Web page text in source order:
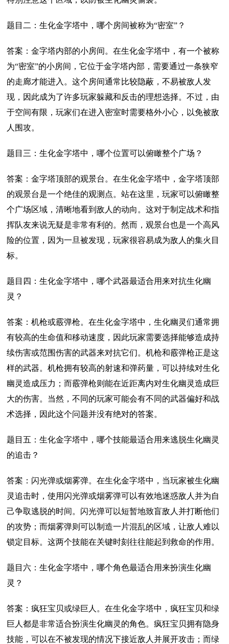
题目二：生化金字塔中，哪个房间被称为“密室”？
答案：金字塔内部的小房间。在生化金字塔中，有一个被称
为“密室”的小房间，它位于金字塔内部，需要通过一条狭窄
的走廊才能进入。这个房间通常比较隐蔽，不易被敌人发
现，因此成为了许多玩家躲藏和反击的理想选择。不过，由
于空间有限，玩家们在进入密室时需要格外小心，以免被敌
人围攻。
题目三：生化金字塔中，哪个位置可以俯瞰整个广场？
答案：金字塔顶部的观景台。在生化金字塔中，金字塔顶部
的观景台是一个绝佳的观测点。站在这里，玩家可以俯瞰整
个广场区域，清晰地看到敌人的动向。这对于制定战术和指
挥队友来说无疑是非常有利的。然而，观景台也是一个高风
险的位置，因为一旦被发现，玩家很容易成为敌人的集火目
标。
题目四：生化金字塔中，哪个武器最适合用来对抗生化幽
灵？
答案：机枪或霰弹枪。在生化金字塔中，生化幽灵们通常拥
有较高的生命值和移动速度，因此玩家需要选择能够造成持
续伤害或范围伤害的武器来对抗它们。机枪和霰弹枪正是这
样的武器。机枪拥有较高的射速和弹药量，可以持续对生化
幽灵造成压力；而霰弹枪则能在近距离内对生化幽灵造成巨
大的伤害。当然，不同的玩家可能会有不同的武器偏好和战
术选择，因此这个问题并没有绝对的答案。
题目五：生化金字塔中，哪个技能最适合用来逃脱生化幽灵
的追击？
答案：闪光弹或烟雾弹。在生化金字塔中，当玩家被生化幽
灵追击时，使用闪光弹或烟雾弹可以有效地迷惑敌人并为自
己争取逃脱的时间。闪光弹可以短暂地致盲敌人并打断他们
的攻势；而烟雾弹则可以制造一片混乱的区域，让敌人难以
锁定目标。这两个技能在关键时刻往往能起到救命的作用。
题目六：生化金字塔中，哪个角色最适合用来扮演生化幽
灵？
答案：疯狂宝贝或绿巨人。在生化金字塔中，疯狂宝贝和绿
巨人都是非常适合扮演生化幽灵的角色。疯狂宝贝拥有隐身
技能，可以在不被发现的情况下接近敌人并展开攻击；而绿